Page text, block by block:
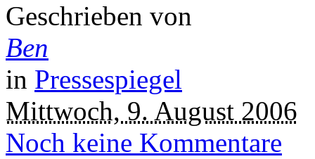
Geschrieben von
Ben
in Pressespiegel
Mittwoch, 9. August 2006
Noch keine Kommentare